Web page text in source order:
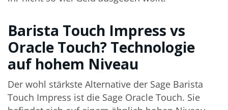
Barista Touch Impress vs
Oracle Touch? Technologie
auf hohem Niveau
Der wohl stärkste Alternative der Sage Barista
Touch Impress ist die Sage Oracle Touch. Sie